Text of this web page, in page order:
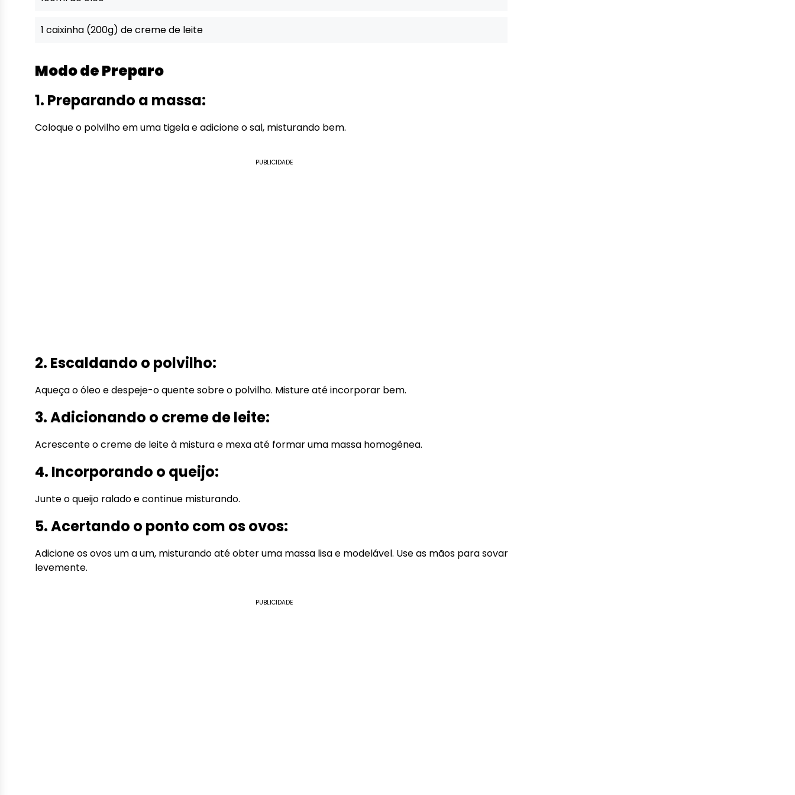
1 caixinha (200g) de creme de leite
Modo de Preparo
1. Preparando a massa:
Coloque o polvilho em uma tigela e adicione o sal, misturando bem.
PUBLICIDADE
2. Escaldando o polvilho:
Aqueça o óleo e despeje-o quente sobre o polvilho. Misture até incorporar bem.
3. Adicionando o creme de leite:
Acrescente o creme de leite à mistura e mexa até formar uma massa homogênea.
4. Incorporando o queijo:
Junte o queijo ralado e continue misturando.
5. Acertando o ponto com os ovos:
Adicione os ovos um a um, misturando até obter uma massa lisa e modelável. Use as mãos para sovar
levemente.
PUBLICIDADE